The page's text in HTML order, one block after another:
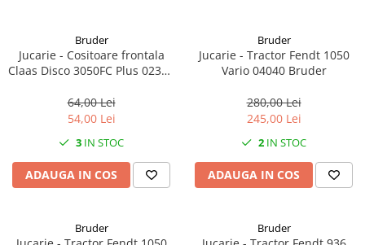
1.8.6. Transmisie punte fața 4 WD
(4x4)
1.8.8. Cabluri ambreiaj și
transmisie
1.8.9. Pompe ambreiaj
Bruder
Jucarie - Cositoare frontala
Claas Disco 3050FC Plus 02324
64,00 Lei
54,00 Lei
3 IN STOC
ADAUGA IN COS
Bruder
Jucarie - Tractor Fendt 1050
Vario 04040 Bruder
280,00 Lei
245,00 Lei
2 IN STOC
ADAUGA IN COS
Bruder Bruder